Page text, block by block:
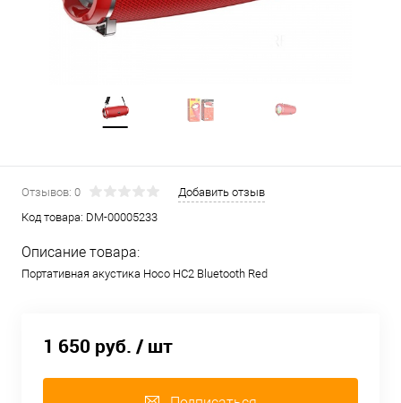
Отзывов: 0
Добавить отзыв
Код товара: DM-00005233
Описание товара:
Портативная акустика Hoco HC2 Bluetooth Red
1 650 руб. / шт